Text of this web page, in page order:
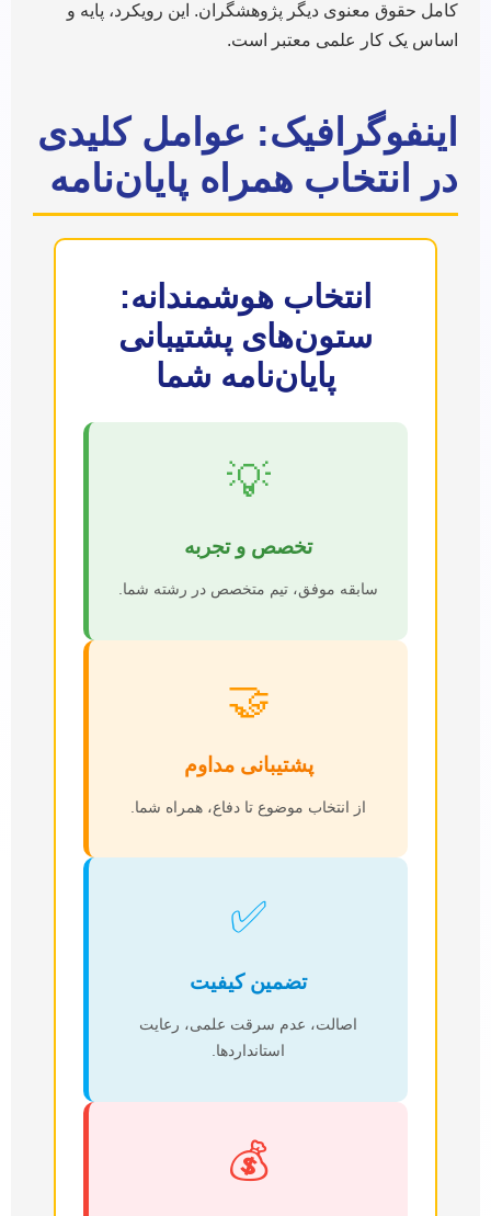
کامل حقوق معنوی دیگر پژوهشگران. این رویکرد، پایه و
اساس یک کار علمی معتبر است.
اینفوگرافیک: عوامل کلیدی
در انتخاب همراه پایان‌نامه
انتخاب هوشمندانه:
ستون‌های پشتیبانی
پایان‌نامه شما
💡
تخصص و تجربه
سابقه موفق، تیم متخصص در رشته شما.
🤝
پشتیبانی مداوم
از انتخاب موضوع تا دفاع، همراه شما.
✅
تضمین کیفیت
اصالت، عدم سرقت علمی، رعایت
استانداردها.
💰